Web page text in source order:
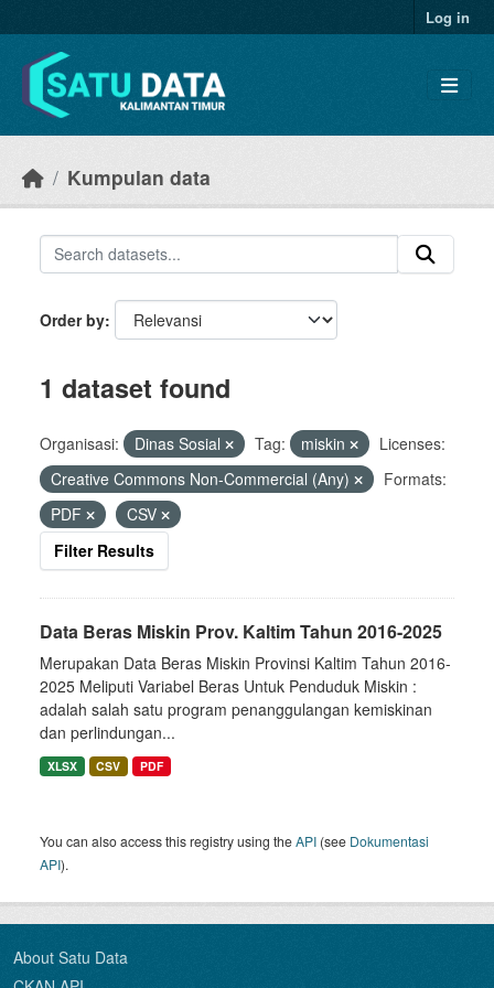
Log in
Kumpulan data
Order by
1 dataset found
Organisasi: Dinas Sosial Tag: miskin
Licenses:
Creative Commons Non-Commercial (Any)
Formats:
PDF
CSV
Filter Results
Data Beras Miskin Prov. Kaltim Tahun 2016-2025
Merupakan Data Beras Miskin Provinsi Kaltim Tahun 2016-
2025 Meliputi Variabel Beras Untuk Penduduk Miskin :
adalah salah satu program penanggulangan kemiskinan
dan perlindungan...
XLSX CSV PDF
You can also access this registry using theAPI (see Dokumentasi
API).
About Satu Data